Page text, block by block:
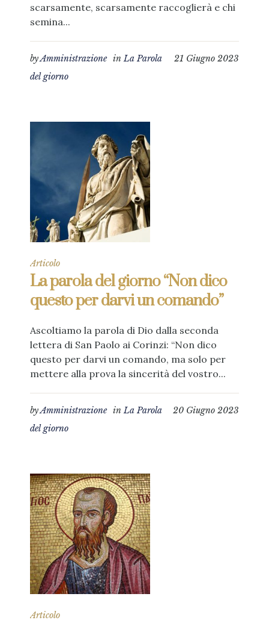
scarsamente, scarsamente raccoglierà e chi
semina...
21 Giugno 2023
byAmministrazione inLa Parola
del giorno
Articolo
La parola del giorno “Non dico
questo per darvi un comando”
Ascoltiamo la parola di Dio dalla seconda
lettera di San Paolo ai Corinzi: “Non dico
questo per darvi un comando, ma solo per
mettere alla prova la sincerità del vostro...
20 Giugno 2023
byAmministrazione inLa Parola
del giorno
Articolo